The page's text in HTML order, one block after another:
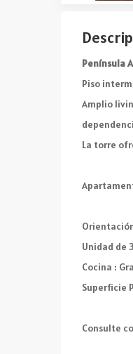
Península
Piso
Amplio
La torre
Unidad de
Cocina :
Superficie
Consulte